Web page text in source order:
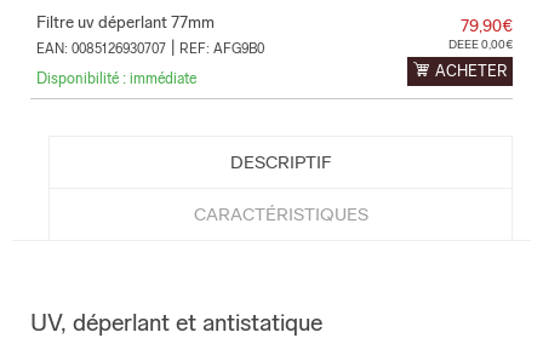
Filtre uv déperlant 77mm
EAN: 0085126930707 | REF: AFG9B0
Disponibilité : immédiate
79,90€
DEEE 0,00€
ACHETER
DESCRIPTIF
CARACTÉRISTIQUES
UV, déperlant et antistatique